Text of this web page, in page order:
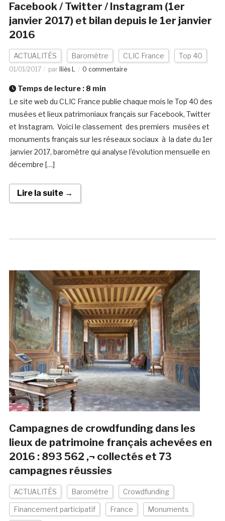
Facebook / Twitter / Instagram (1er
janvier 2017) et bilan depuis le 1er janvier
2016
ACTUALITÉS Barométre CLIC France Top 40
01/01/2017 par Iliès L 0 commentaire
Temps de lecture : 8 min
Le site web du CLIC France publie chaque mois le Top 40 des
musées et lieux patrimoniaux français sur Facebook, Twitter
et Instagram. Voici le classement des premiers musées et
monuments français sur les réseaux sociaux à la date du 1er
janvier 2017, baromètre qui analyse l’évolution mensuelle en
décembre […]
Lire la suite →
Campagnes de crowdfunding dans les
lieux de patrimoine français achevées en
2016 : 893 562 ‚¬ collectés et 73
campagnes réussies
ACTUALITÉS Barométre Crowdfunding
Financement participatif France Monuments